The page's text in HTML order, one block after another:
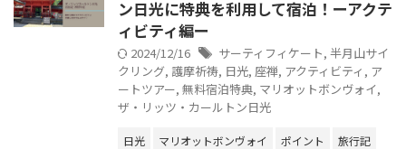
ン日光に特典を利用して宿泊！ーアクテ
ィビティ編ー
2024/12/16 サーティフィケート, 半月山サイ
クリング, 護摩祈祷, 日光, 座禅, アクティビティ , ア
ートツアー, 無料宿泊特典, マリオットボンヴォイ,
ザ・リッツ・カールトン日光
日光 マリオットボンヴォイ ポイント
旅行記